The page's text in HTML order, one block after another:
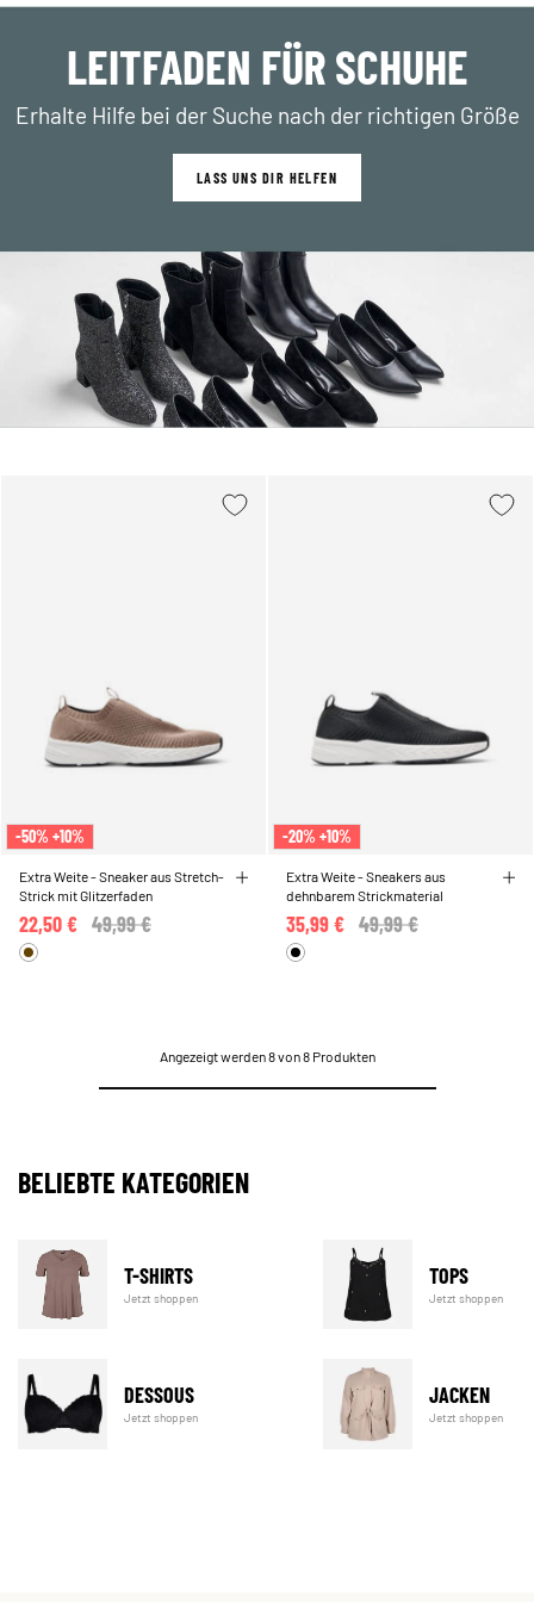
LEITFADEN FÜR SCHUHE
Erhalte Hilfe bei der Suche nach der richtigen Größe
LASS UNS DIR HELFEN
-50% +10%
Extra Weite - Sneaker aus Stretch-
Strick mit Glitzerfaden
Price reduced from
49,99 €
22,50 €
-20% +10%
Extra Weite - Sneakers aus
dehnbarem Strickmaterial
Price reduced from
49,99 €
35,99 €
Angezeigt werden 8 von 8 Produkten
BELIEBTE KATEGORIEN
T-SHIRTS
Jetzt shoppen
TOPS
Jetzt shoppen
DESSOUS
Jetzt shoppen
JACKEN
Jetzt shoppen